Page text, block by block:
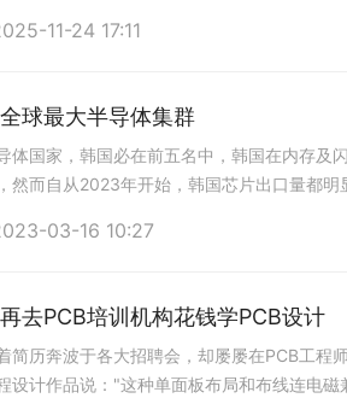
研发中心总裁曾耀德与江苏生益代总
11-24 17:11
球最大半导体集群
体国家，韩国必在前五名中，韩国在内存及
然而自从2023年开始，韩国芯片出口量都明
。由于芯片市场下滑，日本东芝、美国
03-16 10:27
去PCB培训机构花钱学PCB设计
简历奔波于各大招聘会，却屡屡在PCB工程
设计作品说："这种单面板布局和布线连电